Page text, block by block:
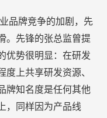
品牌竞争的加剧，先
。先锋的张总监曾提
优势很明显：在研发
度上共享研发资源、
牌知名度是任何其他
，同样因为产品线